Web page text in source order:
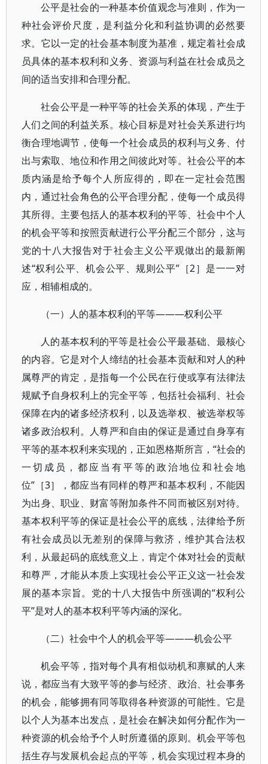
公平是社会的一种基本价值观念与准则，作为一
种社会评价尺度，是利益分化和利益协调的必然要
求。它以一定的社会基本制度为基准，规定着社会成
员具体的基本权利和义务、资源与利益在社会成员之
间的适当安排和合理分配。
社会公平是一种平等的社会关系的体现，产生于
人们之间的利益关系。核心目标是对社会关系进行均
衡合理地调节，使每一个社会成员的权利与义务、付
出与索取、地位和作用之间彼此对等。社会公平的本
质内涵是给予每个人所应得的，即在一定社会范围
内，通过社会角色的公平合理分配，使每一个成员得
其所得。主要包括人的基本权利的平等、社会中个人
的机会平等和按照贡献进行公平分配三个部分，这与
党的十八大报告对于社会主义公平观做出的最新阐
述“权利公平、机会公平、规则公平”［2］是一一对
应，相辅相成的。
（一）人的基本权利的平等———权利公平
人的基本权利的平等是社会公平最基础、最核心
的内容。它是对个人缔结的社会基本贡献和对人的种
属尊严的肯定，是指每一个公民在行使或享有法律法
规赋予自身权利上的完全平等，包括社会福利、社会
保障在内的诸多经济权利，以及选举权、被选举权等
诸多政治权利。人尊严和自由的保证是通过自身享有
平等的基本权利来实现的，正如恩格斯所言，“社会的
一切成员，都应当有平等的政治地位和社会地
位”［3］，都应当有同样的尊严和基本权利，不能因
为出身、职业、财富等附加条件不同而被区别对待。
基本权利平等的保证是社会公平的底线，法律给予所
有社会成员以无差别的保障与救济，维护其合法权
利，从最起码的底线意义上，肯定个体对社会的贡献
和尊严，才能从本质上实现社会公平正义这一社会发
展的基本宗旨。党的十八大报告中所强调的“权利公
平”是对人的基本权利平等内涵的深化。
（二）社会中个人的机会平等———机会公平
机会平等，指对每个具有相似动机和禀赋的人来
说，都应当有大致平等的参与经济、政治、社会事务
的机会，能够拥有同等取得各种资源的可能性。它是
以个人为基本出发点，是社会在解决如何分配作为一
种资源的机会给予个人时所遵循的原则。机会平等包
括生存与发展机会起点的平等，机会实现过程本身的